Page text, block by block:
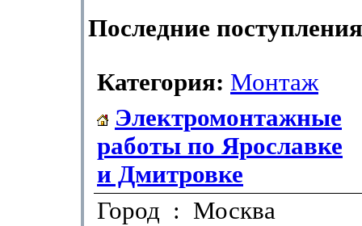
Последние
Категория: Монтаж
Электромонтажные
работы по Ярославке
и Дмитровке
Город : Москва